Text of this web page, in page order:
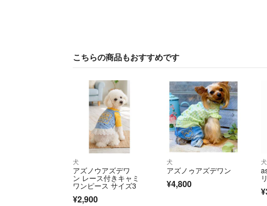
こちらの商品もおすすめです
犬
アズノウアズデワ
ン レース付きキャミ
ワンピース サイズ3
¥2,900
犬
アズノゥアズデワン
¥4,800
犬